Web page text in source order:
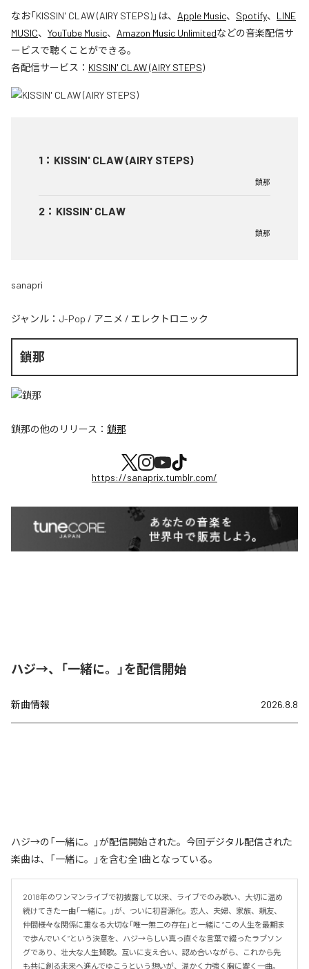
なお「KISSIN' CLAW (AIRY STEPS)」は、 Apple Music、 Spotify、 LINE
MUSIC、 YouTube Music、 Amazon Music Unlimitedなどの音楽配信サ
ービスで聴くことができる。
各配信サービス： KISSIN' CLAW (AIRY STEPS)
1 ： KISSIN' CLAW (AIRY STEPS)
鎖那
2 ： KISSIN' CLAW
鎖那
sanapri
ジャンル： J-Pop / アニメ / エレクトロニック
鎖那
鎖那の他のリリース： 鎖那
https://sanaprix.tumblr.com/
ハジ→、「一緒に。」を配信開始
新曲情報 2026.8.8
ハジ→の「一緒に。」が配信開始された。今回デジタル配信された
楽曲は、「一緒に。」を含む全1曲となっている。
2018年のワンマンライブで初披露して以来、ライブでのみ歌い、大切に温め
続けてきた一曲「一緒に。」が、ついに初音源化。恋人、夫婦、家族、親友、
仲間――様々な関係に重なる大切な「唯一無二の存在」と一緒に “この人生を最期ま
で歩んでいく”という決意を、ハジ→らしい真っ直ぐな言葉で綴ったラブソン
グであり、壮大な人生賛歌。互いに支え合い、認め合いながら、これから先
も共に創る未来へ進んでゆこうという想いが、温かく力強く胸に響く一曲。